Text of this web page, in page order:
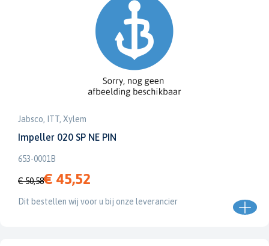
Jabsco, ITT, Xylem
Impeller 020 SP NE PIN
653-0001B
€ 50,58€ 45,52
Dit bestellen wij voor u bij onze leverancier